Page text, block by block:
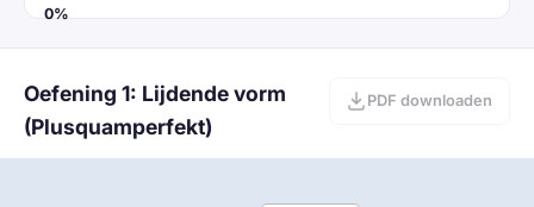
0%
Oefening 1: Lijdende vorm
(Plusquamperfekt)
PDF downloaden